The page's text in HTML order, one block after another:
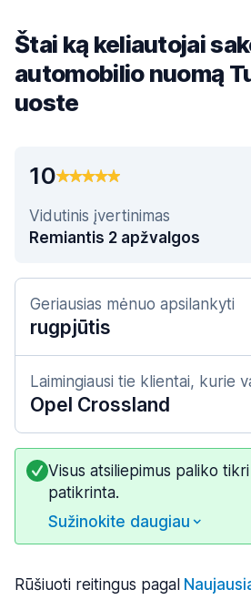
Štai ką keliautojai
automobilio nuomą
uoste
10
Vidutinis įvertinimas
Remiantis 2 apžvalgos
Geriausias mėnuo apsilankyti
rugpjūtis
Laimingiausi tie klientai, kurie
Opel Crossland
Visus atsiliepimus paliko
patikrinta.
Sužinokite daugiau
Rūšiuoti reitingus pagal